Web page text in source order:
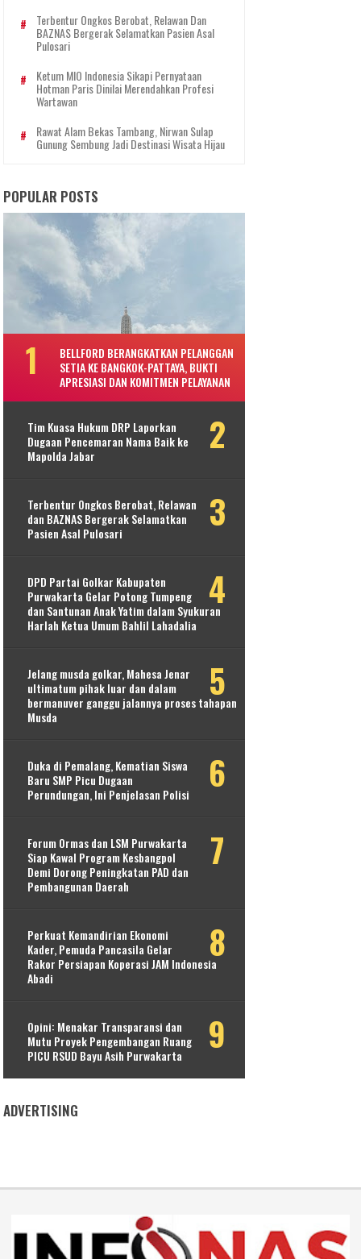
Terbentur Ongkos Berobat, Relawan Dan
BAZNAS Bergerak Selamatkan Pasien Asal
Pulosari
Ketum MIO Indonesia Sikapi Pernyataan
Hotman Paris Dinilai Merendahkan Profesi
Wartawan
Rawat Alam Bekas Tambang, Nirwan Sulap
Gunung Sembung Jadi Destinasi Wisata Hijau
POPULAR POSTS
BELLFORD BERANGKATKAN PELANGGAN
SETIA KE BANGKOK-PATTAYA, BUKTI
APRESIASI DAN KOMITMEN PELAYANAN
Tim Kuasa Hukum DRP Laporkan
Dugaan Pencemaran Nama Baik ke
Mapolda Jabar
Terbentur Ongkos Berobat, Relawan
dan BAZNAS Bergerak Selamatkan
Pasien Asal Pulosari
DPD Partai Golkar Kabupaten
Purwakarta Gelar Potong Tumpeng
dan Santunan Anak Yatim dalam Syukuran
Harlah Ketua Umum Bahlil Lahadalia
Jelang musda golkar, Mahesa Jenar
ultimatum pihak luar dan dalam
bermanuver ganggu jalannya proses tahapan
Musda
Duka di Pemalang, Kematian Siswa
Baru SMP Picu Dugaan
Perundungan, Ini Penjelasan Polisi
Forum Ormas dan LSM Purwakarta
Siap Kawal Program Kesbangpol
Demi Dorong Peningkatan PAD dan
Pembangunan Daerah
Perkuat Kemandirian Ekonomi
Kader, Pemuda Pancasila Gelar
Rakor Persiapan Koperasi JAM Indonesia
Abadi
Opini: Menakar Transparansi dan
Mutu Proyek Pengembangan Ruang
PICU RSUD Bayu Asih Purwakarta
ADVERTISING